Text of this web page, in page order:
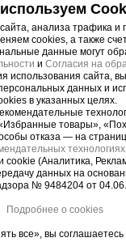
м
лестница
ремонтно-
прочих
сфере, так
анализа трафика и
cookies, а также
данные могут
и Согласия на
использования сайта,
данных и
в указанных целях.
товары»,
отказа — на
cookie (Аналитика,
данных на
№ 9484204 от
Подробнее о cookies
все», вы соглашаетесь